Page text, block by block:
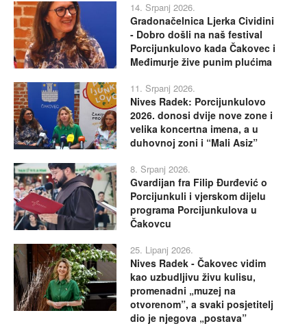
14. Srpanj 2026.
Gradonačelnica Ljerka Cividini
- Dobro došli na naš festival
Porcijunkulovo kada Čakovec i
Međimurje žive punim plućima
11. Srpanj 2026.
Nives Radek: Porcijunkulovo
2026. donosi dvije nove zone i
velika koncertna imena, a u
duhovnoj zoni i “Mali Asiz”
8. Srpanj 2026.
Gvardijan fra Filip Đurđević o
Porcijunkuli i vjerskom dijelu
programa Porcijunkulova u
Čakovcu
25. Lipanj 2026.
Nives Radek - Čakovec vidim
kao uzbudljivu živu kulisu,
promenadni „muzej na
otvorenom”, a svaki posjetitelj
dio je njegova „postava”